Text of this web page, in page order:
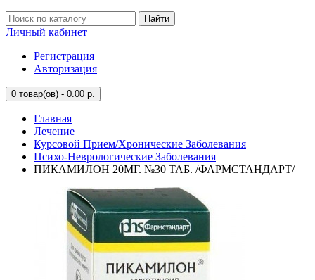
Найти
Личный кабинет
Регистрация
Авторизация
0 товар(ов) - 0.00 р.
Главная
Лечение
Курсовой Прием/Хронические Заболевания
Психо-Неврологические Заболевания
ПИКАМИЛОН 20МГ. №30 ТАБ. /ФАРМСТАНДАРТ/